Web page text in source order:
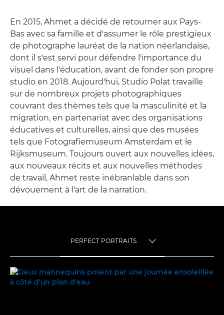
En 2015, Ahmet a décidé de retourner aux Pays-
Bas avec sa famille et d'assumer le rôle prestigieux
de photographe lauréat de la nation néerlandaise,
dont il s'est servi pour défendre l'importance du
visuel dans l'éducation, avant de fonder son propre
studio en 2018. Aujourd'hui, Studio Polat travaille
sur de nombreux projets photographiques
couvrant des thèmes tels que la masculinité et la
migration, en partenariat avec des organisations
éducatives et culturelles, ainsi que des musées
tels que Fotografiemuseum Amsterdam et le
Rijksmuseum. Toujours ouvert aux nouvelles idées,
aux nouveaux récits et aux nouvelles méthodes
de travail, Ahmet reste inébranlable dans son
dévouement à l'art de la narration.
PERFECT PORTRAITS
PERFECT PORTRAITS